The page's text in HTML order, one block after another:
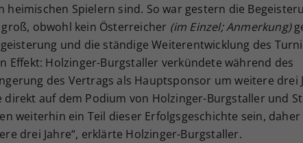
heimischen Spielern sind. So war gestern die
obwohl kein Österreicher (im Einzel; Anmerkung)
und die ständige Weiterentwicklung des
Effekt: Holzinger-Burgstaller verkündete während des
des Vertrags als Hauptsponsor um weitere drei
direkt auf dem Podium von Holzinger-Burgstaller und
weiterhin ein Teil dieser Erfolgsgeschichte sein,
drei Jahre“, erklärte Holzinger-Burgstaller.